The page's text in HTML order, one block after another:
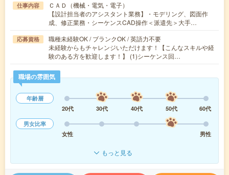
仕事内容
ＣＡＤ（機械・電気・電子）
【設計担当者のアシスタント業務】・モデリング、図面作
成、修正業務・シーケンスCAD操作＜派遣先＞大手…
応募資格
職種未経験OK / ブランクOK / 英語力不要
未経験からもチャレンジいただけます！【こんなスキルや経
験のある方を歓迎します！】 (1)シーケンス回…
職場の雰囲気
年齢層
20代
30代 40代 50代
60代
男女比率
女性
男性
もっと見る